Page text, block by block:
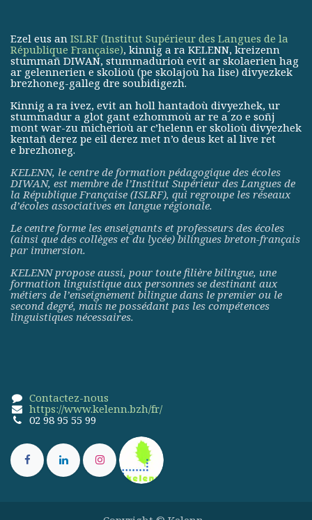
Ezel eus an ISLRF (Institut Supérieur des Langues de la
République Française), kinnig a ra KELENN, kreizenn
stummañ DIWAN, stummadurioù evit ar skolaerien hag
ar gelennerien e skolioù (pe skolajoù ha lise) divyezkek
brezhoneg-galleg dre soubidigezh.
Kinnig a ra ivez, evit an holl hantadoù divyezhek, ur
stummadur a glot gant ezhommoù ar re a zo e soñj
mont war-zu micherioù ar c’helenn er skolioù divyezhek
kentañ derez pe eil derez met n’o deus ket al live ret
e brezhoneg.
KELENN, le centre de formation pédagogique des écoles
DIWAN, est membre de l’Institut Supérieur des Langues de
la République Française (ISLRF), qui regroupe les réseaux
d’écoles associatives en langue régionale.
Le centre forme les enseignants et professeurs des écoles
(ainsi que des collèges et du lycée) bilingues breton-français
par immersion.
KELENN propose aussi, pour toute filière bilingue, une
formation linguistique aux personnes se destinant aux
métiers de l’enseignement bilingue dans le premier ou le
second degré, mais ne possédant pas les compétences
linguistiques nécessaires.
Contactez-nous
https://www.kelenn.bzh/fr/
02 98 95 55 99